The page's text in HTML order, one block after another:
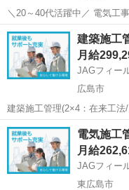
＼20～40代活躍中／ 電気工事や、情報通信工事、建設工事など 幅広
い分野の設計、施工を手掛
仕事内容について ≫ (1)本日
動する 移動...
広島 三原市 本郷駅
建築施工
月給
JAGフィー
広島市
建築施工管理(2×4：在来工法
■広島市内】 広島市西区の建設会社本社にて建築施工管理スタッフ募
集！市内各所の戸建住宅新
管理(工程・安全・品質...
広島 広島市 その他
電気施工
月給
JAGフィー
東広島市